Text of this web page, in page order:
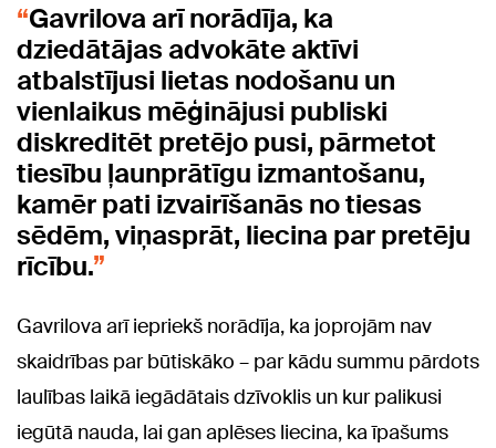
Gavrilova arī norādīja, ka
dziedātājas advokāte aktīvi
atbalstījusi lietas nodošanu un
vienlaikus mēģinājusi publiski
diskreditēt pretējo pusi, pārmetot
tiesību ļaunprātīgu izmantošanu,
kamēr pati izvairīšanās no tiesas
sēdēm, viņasprāt, liecina par pretēju
rīcību.
Gavrilova arī iepriekš norādīja, ka joprojām nav
skaidrības par būtiskāko – par kādu summu pārdots
laulības laikā iegādātais dzīvoklis un kur palikusi
iegūtā nauda, lai gan aplēses liecina, ka īpašums